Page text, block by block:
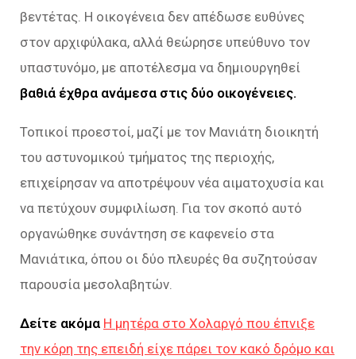
βεντέτας. Η οικογένεια δεν απέδωσε ευθύνες
στον αρχιφύλακα, αλλά θεώρησε υπεύθυνο τον
υπαστυνόμο, με αποτέλεσμα να δημιουργηθεί
βαθιά έχθρα ανάμεσα στις δύο οικογένειες.
Τοπικοί προεστοί, μαζί με τον Μανιάτη διοικητή
του αστυνομικού τμήματος της περιοχής,
επιχείρησαν να αποτρέψουν νέα αιματοχυσία και
να πετύχουν συμφιλίωση. Για τον σκοπό αυτό
οργανώθηκε συνάντηση σε καφενείο στα
Μανιάτικα, όπου οι δύο πλευρές θα συζητούσαν
παρουσία μεσολαβητών.
Δείτε ακόμα Η μητέρα στο Χολαργό που έπνιξε
την κόρη της επειδή είχε πάρει τον κακό δρόμο και